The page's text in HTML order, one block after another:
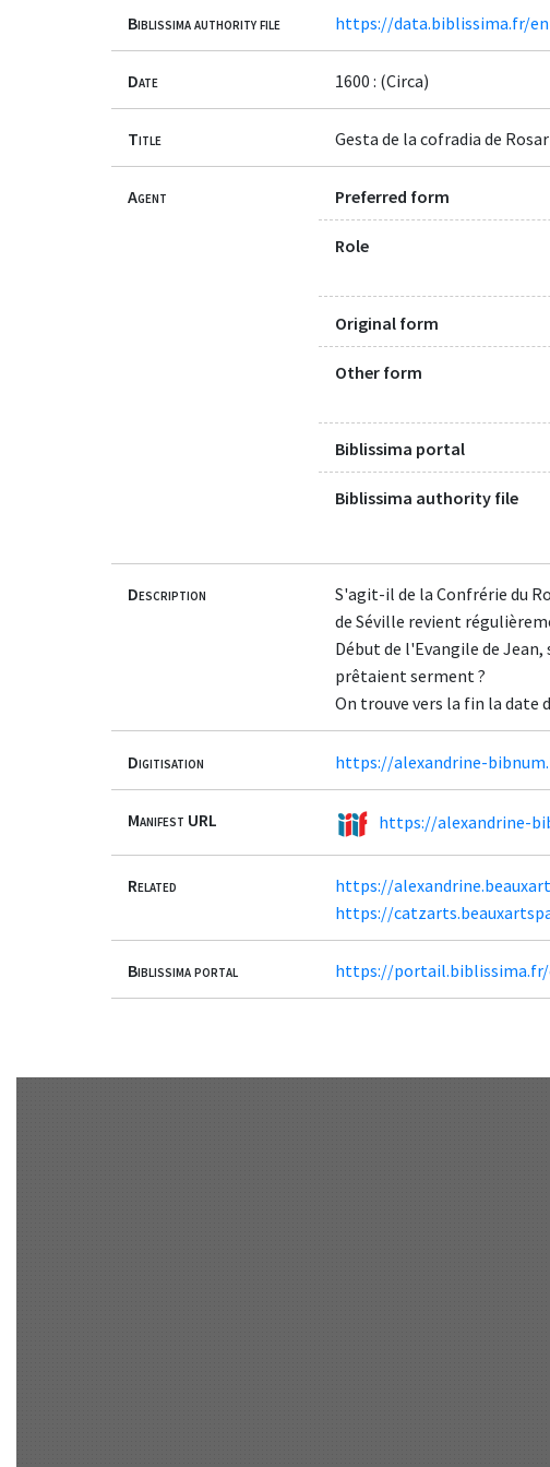
Biblissima authority file https://data.biblissima.fr/
Date 1600 : (Circa)
Title Gesta de la cofradia de
Agent Preferred form
Role
Original form
Other form
Biblissima portal
Biblissima authority file
Description
S'agit-il de la Confrérie du
de Séville revient
Début de l'Evangile de
prêtaient serment ?
On trouve vers la fin la date
Digitisation https://alexandrine-
Manifest URL https://alexandrine-
Related
https://
https://
Biblissima portal https://portail.biblissima.fr/